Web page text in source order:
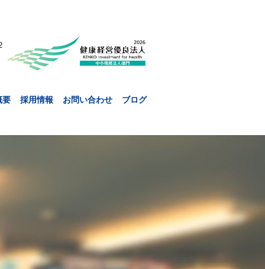
要 採用情報 お問い合わせ ブログ